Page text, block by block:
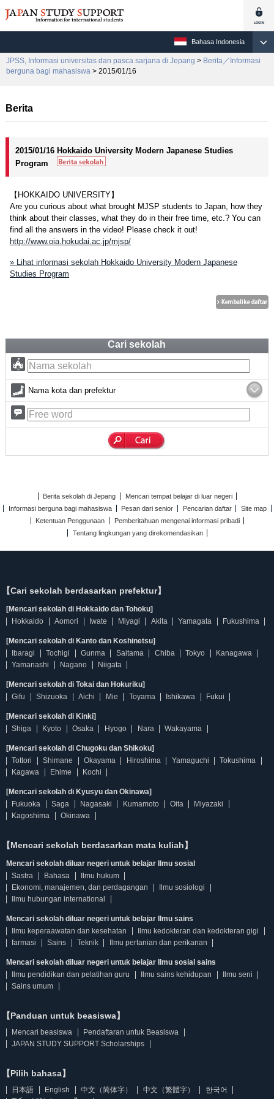
Bahasa Indonesia
JPSS, Informasi universitas dan pasca sarjana di Jepang > Berita／Informasi
berguna bagi mahasiswa > 2015/01/16
Berita
2015/01/16 Hokkaido University Modern Japanese Studies
Program
【HOKKAIDO UNIVERSITY】
Are you curious about what brought MJSP students to Japan, how they
think about their classes, what they do in their free time, etc.? You can
find all the answers in the video! Please check it out!
http://www.oia.hokudai.ac.jp/mjsp/
» Lihat informasi sekolah Hokkaido University Modern Japanese
Studies Program
Cari sekolah
Nama kota dan prefektur
Berita sekolah di Jepang
Mencari tempat belajar di luar negeri
Informasi berguna bagi mahasiswa
Pesan dari senior Pencarian daftar
Site map
Ketentuan Penggunaan
Pemberitahuan mengenai informasi pribadi
Tentang lingkungan yang direkomendasikan
【Cari sekolah berdasarkan prefektur】
[Mencari sekolah di Hokkaido dan Tohoku]
Hokkaido
Aomori Iwate Miyagi Akita Yamagata Fukushima
[Mencari sekolah di Kanto dan Koshinetsu]
Ibaragi
Tochigi Gunma Saitama Chiba Tokyo
Kanagawa
Yamanashi
Nagano Niigata
[Mencari sekolah di Tokai dan Hokuriku]
Gifu
Shizuoka Aichi Mie Toyama Ishikawa Fukui
[Mencari sekolah di Kinki]
Shiga
Kyoto Osaka Hyogo Nara Wakayama
[Mencari sekolah di Chugoku dan Shikoku]
Tottori
Shimane Okayama Hiroshima Yamaguchi
Tokushima
Kagawa
Ehime Kochi
[Mencari sekolah di Kyusyu dan Okinawa]
Fukuoka
Saga Nagasaki Kumamoto Oita
Miyazaki
Kagoshima
Okinawa
【Mencari sekolah berdasarkan mata kuliah】
Mencari sekolah diluar negeri untuk belajar Ilmu sosial
Sastra
Bahasa
Ilmu hukum
Ekonomi, manajemen, dan perdagangan
Ilmu sosiologi
Ilmu hubungan international
Mencari sekolah diluar negeri untuk belajar Ilmu sains
Ilmu keperaawatan dan kesehatan
Ilmu kedokteran dan kedokteran gigi
farmasi
Sains Teknik Ilmu pertanian dan perikanan
Mencari sekolah diluar negeri untuk belajar Ilmu sosial sains
Ilmu pendidikan dan pelatihan guru
Ilmu sains kehidupan
Ilmu seni
Sains umum
【Panduan untuk beasiswa】
Mencari beasiswa
Pendaftaran untuk Beasiswa
JAPAN STUDY SUPPORT Scholarships
【Pilih bahasa】
日本語 English 中文（简体字） 中文（繁體字）
한국어